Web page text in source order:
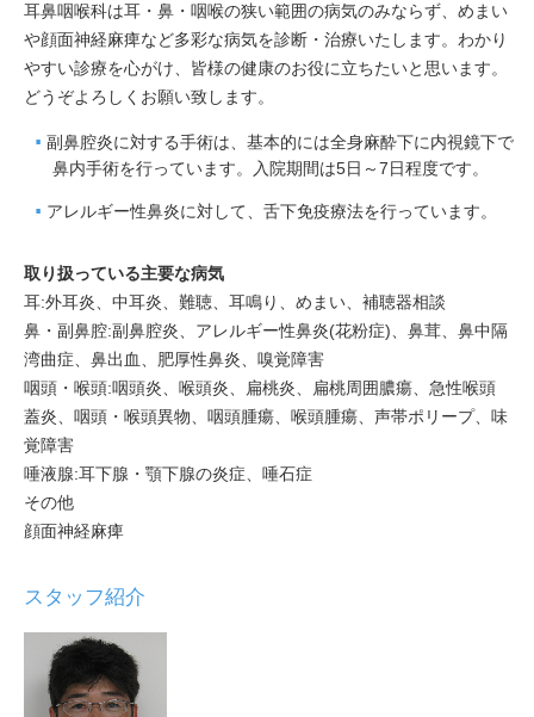
耳鼻咽喉科は耳・鼻・咽喉の狭い範囲の病気のみならず、めまい
や顔面神経麻痺など多彩な病気を診断・治療いたします。わかり
やすい診療を心がけ、皆様の健康のお役に立ちたいと思います。
どうぞよろしくお願い致します。
副鼻腔炎に対する手術は、基本的には全身麻酔下に内視鏡下で
鼻内手術を行っています。入院期間は5日～7日程度です。
アレルギー性鼻炎に対して、舌下免疫療法を行っています。
取り扱っている主要な病気
耳:外耳炎、中耳炎、難聴、耳鳴り、めまい、補聴器相談
鼻・副鼻腔:副鼻腔炎、アレルギー性鼻炎(花粉症)、鼻茸、鼻中隔
湾曲症、鼻出血、肥厚性鼻炎、嗅覚障害
咽頭・喉頭:咽頭炎、喉頭炎、扁桃炎、扁桃周囲膿瘍、急性喉頭
蓋炎、咽頭・喉頭異物、咽頭腫瘍、喉頭腫瘍、声帯ポリープ、味
覚障害
唾液腺:耳下腺・顎下腺の炎症、唾石症
その他
顔面神経麻痺
スタッフ紹介